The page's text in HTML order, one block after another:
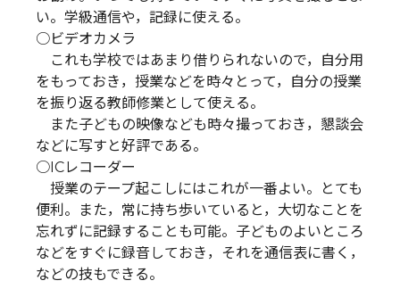
い。学級通信や，記録に使える。
○ビデオカメラ
これも学校ではあまり借りられないので，自分用
をもっておき，授業などを時々とって，自分の授業
を振り返る教師修業として使える。
また子どもの映像なども時々撮っておき，懇談会
などに写すと好評である。
○ICレコーダー
授業のテープ起こしにはこれが一番よい。とても
便利。また，常に持ち歩いていると，大切なことを
忘れずに記録することも可能。子どものよいところ
などをすぐに録音しておき，それを通信表に書く，
などの技もできる。